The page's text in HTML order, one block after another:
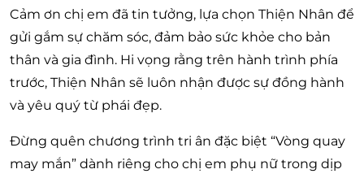
Cảm ơn chị em đã tin tưởng, lựa chọn Thiện Nhân để
gửi gắm sự chăm sóc, đảm bảo sức khỏe cho bản
thân và gia đình. Hi vọng rằng trên hành trình phía
trước, Thiện Nhân sẽ luôn nhận được sự đồng hành
và yêu quý từ phái đẹp.
Đừng quên chương trình tri ân đặc biệt “Vòng quay
may mắn” dành riêng cho chị em phụ nữ trong dịp